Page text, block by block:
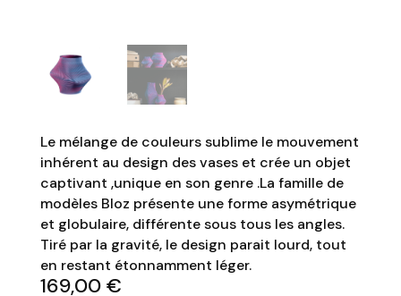
Le mélange de couleurs sublime le mouvement
inhérent au design des vases et crée un objet
captivant ,unique en son genre .La famille de
modèles Bloz présente une forme asymétrique
et globulaire, différente sous tous les angles.
Tiré par la gravité, le design parait lourd, tout
en restant étonnamment léger.
169,00 €